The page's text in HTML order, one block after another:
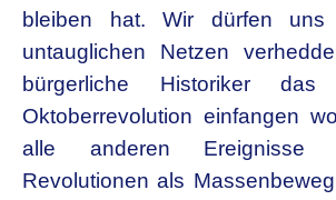
bleiben hat. Wir dürfen
untauglichen Netzen
bürgerliche Historiker
Oktoberrevolution einfangen
alle anderen Ereignisse
Revolutionen als